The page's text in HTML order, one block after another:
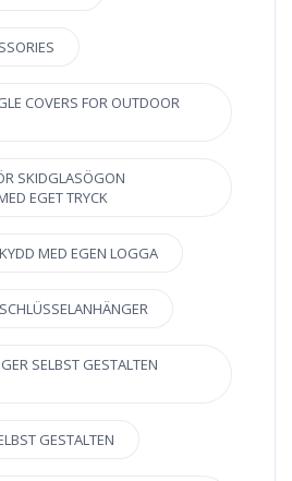
COVERS FOR OUTDOOR
SKIDGLASÖGON
EGET TRYCK
MED EGEN LOGGA
SELBST GESTALTEN
GESTALTEN